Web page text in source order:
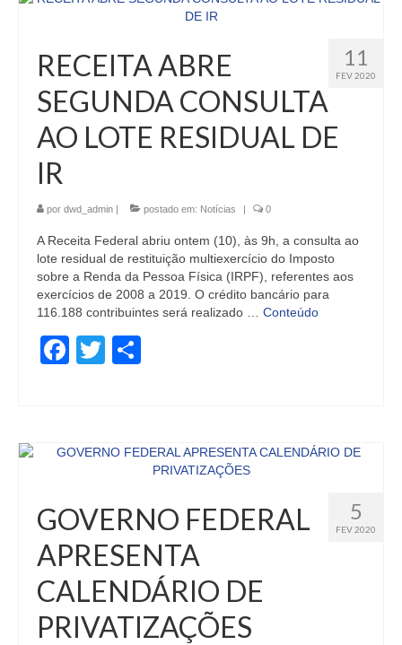
11
FEV 2020
RECEITA ABRE
SEGUNDA CONSULTA
AO LOTE RESIDUAL DE
IR
por dwd_admin | postado em: Notícias | 0
A Receita Federal abriu ontem (10), às 9h, a consulta ao
lote residual de restituição multiexercício do Imposto
sobre a Renda da Pessoa Física (IRPF), referentes aos
exercícios de 2008 a 2019. O crédito bancário para
116.188 contribuintes será realizado … Conteúdo
Facebook
Twitter
5
FEV 2020
GOVERNO FEDERAL
APRESENTA
CALENDÁRIO DE
PRIVATIZAÇÕES